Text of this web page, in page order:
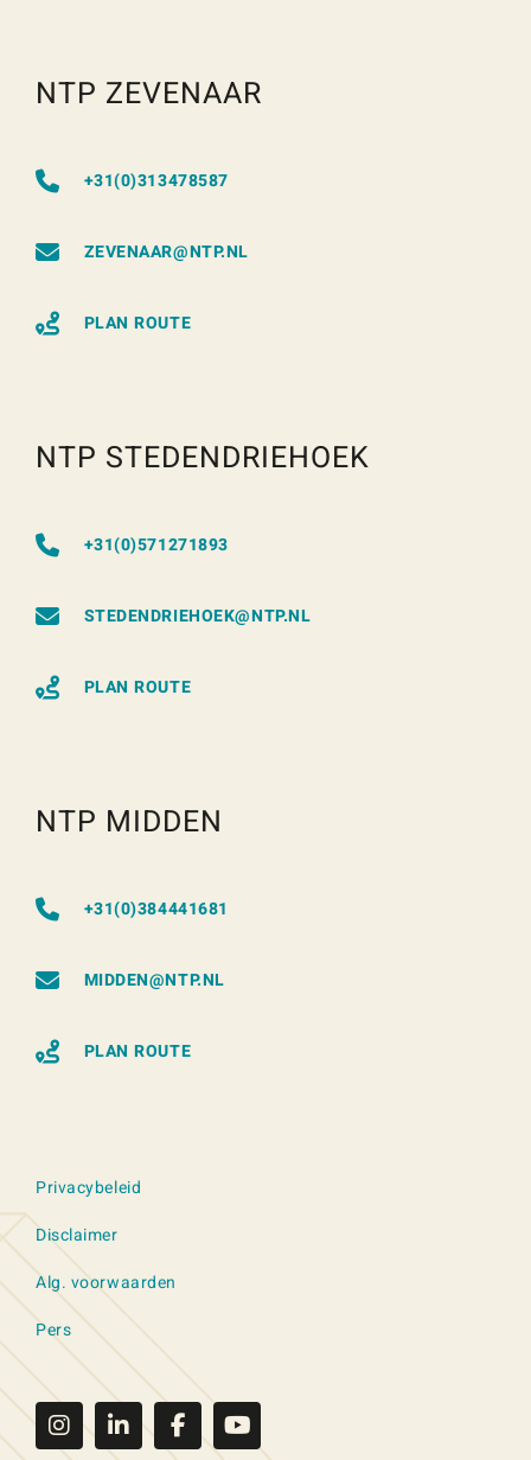
NTP ZEVENAAR
+31(0)313478587
ZEVENAAR@NTP.NL
PLAN ROUTE
NTP STEDENDRIEHOEK
+31(0)571271893
STEDENDRIEHOEK@NTP.NL
PLAN ROUTE
NTP MIDDEN
+31(0)384441681
MIDDEN@NTP.NL
PLAN ROUTE
Privacybeleid
Disclaimer
Alg. voorwaarden
Pers